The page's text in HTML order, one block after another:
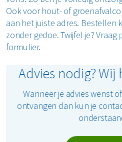
Ook voor hout- of
aan het juiste adres. Bestellen
zonder gedoe. Twijfel je? Vraag
formulier.
Advies nodig? Wij
Wanneer je advies wenst
ontvangen dan kun je